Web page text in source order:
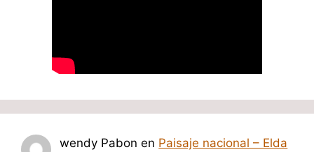
wendy Pabon en Paisaje nacional – Elda